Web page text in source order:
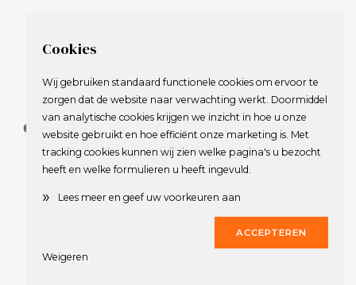
© 2009-2023 Nederlandse Vereniging van Golfspelende
Journalisten.
Alle rechten voorbehouden.
Privacy Statement
Deze website werd gerealiseerd doorDirk
Cookies
Wij gebruiken standaard functionele cookies om ervoor te
zorgen dat de website naar verwachting werkt. Doormiddel
van analytische cookies krijgen we inzicht in hoe u onze
website gebruikt en hoe efficiënt onze marketing is. Met
tracking cookies kunnen wij zien welke pagina's u bezocht
heeft en welke formulieren u heeft ingevuld.
» Lees meer en geef uw voorkeuren aan
ACCEPTEREN
Weigeren